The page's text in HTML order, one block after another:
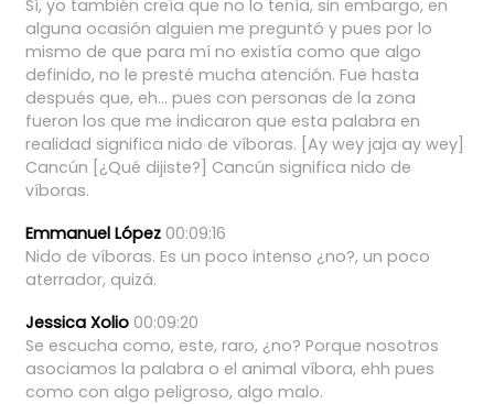
Sí, yo también creía que no lo tenía, sin embargo, en
alguna ocasión alguien me preguntó y pues por lo
mismo de que para mí no existía como que algo
definido, no le presté mucha atención. Fue hasta
después que, eh... pues con personas de la zona
fueron los que me indicaron que esta palabra en
realidad significa nido de víboras. [Ay wey jaja ay wey]
Cancún [¿Qué dijiste?] Cancún significa nido de
víboras.
Emmanuel López 00:09:16
Nido de víboras. Es un poco intenso ¿no?, un poco
aterrador, quizá.
Jessica Xolio 00:09:20
Se escucha como, este, raro, ¿no? Porque nosotros
asociamos la palabra o el animal víbora, ehh pues
como con algo peligroso, algo malo.